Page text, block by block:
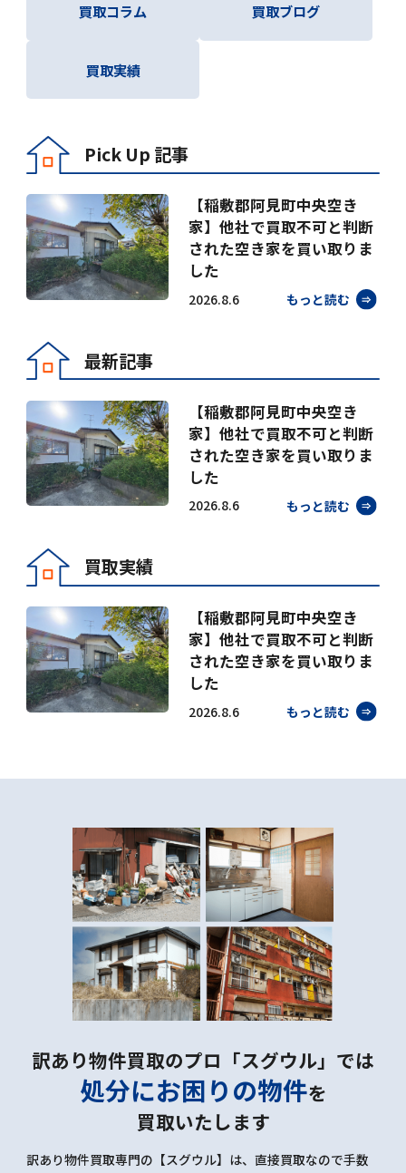
買取コラム 買取ブログ
買取実績
Pick Up 記事
【稲敷郡阿見町中央空き
家】他社で買取不可と判断
された空き家を買い取りま
した
2026.8.6 もっと読む
最新記事
【稲敷郡阿見町中央空き
家】他社で買取不可と判断
された空き家を買い取りま
した
2026.8.6 もっと読む
買取実績
【稲敷郡阿見町中央空き
家】他社で買取不可と判断
された空き家を買い取りま
した
2026.8.6 もっと読む
訳あり物件買取のプロ「スグウル」では
処分にお困りの物件を
買取いたします
訳あり物件買取専門の【スグウル】は、直接買取なので手数